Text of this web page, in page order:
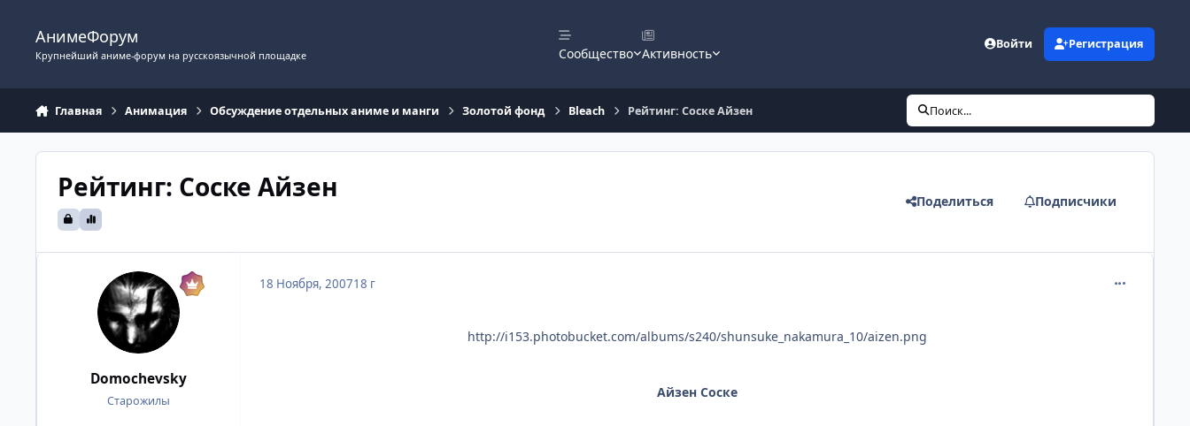
АнимеФорум
Крупнейший аниме-форум на русскоязычной площадке Сообщество Активность
Войти Регистрация
Главная Анимация Обсуждение отдельных аниме и манги Золотой фонд Bleach Рейтинг: Соске Айзен Поиск...
Рейтинг: Соске Айзен Поделиться Подписчики
Domochevsky
Старожилы
18 Ноября, 200718 г
http://i153.photobucket.com/albums/s240/shunsuke_nakamura_10/aizen.png
Айзен Соске